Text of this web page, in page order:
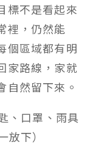
標不是看起來
裡，仍然能
個區域都有明
家路線，家就
自然留下來。
、口罩、雨具
放下）